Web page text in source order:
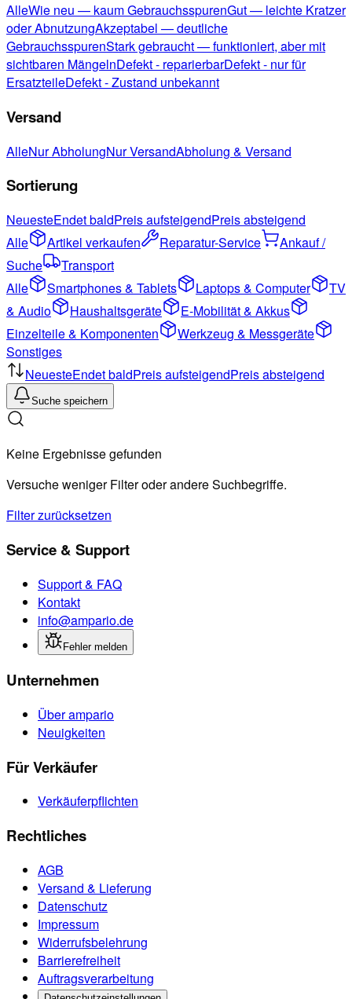
AlleWie neu — kaum GebrauchsspurenGut — leichte Kratzer
oder AbnutzungAkzeptabel — deutliche
GebrauchsspurenStark gebraucht — funktioniert, aber mit
sichtbaren MängelnDefekt - reparierbarDefekt - nur für
ErsatzteileDefekt - Zustand unbekannt
Versand
AlleNur AbholungNur VersandAbholung & Versand
Sortierung
NeuesteEndet baldPreis aufsteigendPreis absteigend
Alle
Artikel verkaufen Reparatur-Service
Ankauf /
Suche
Transport
Alle
Smartphones & Tablets Laptops & Computer
TV
& Audio
Haushaltsgeräte
E-Mobilität & Akkus
Einzelteile & Komponenten
Werkzeug & Messgeräte
Sonstiges
NeuesteEndet baldPreis aufsteigendPreis absteigend
Suche speichern
Keine Ergebnisse gefunden
Versuche weniger Filter oder andere Suchbegriffe.
Filter zurücksetzen
Service & Support
Support & FAQ
Kontakt
info@ampario.de
Fehler melden
Unternehmen
Über ampario
Neuigkeiten
Für Verkäufer
Verkäuferpflichten
Rechtliches
AGB
Versand & Lieferung
Datenschutz
Impressum
Widerrufsbelehrung
Barrierefreiheit
Auftragsverarbeitung